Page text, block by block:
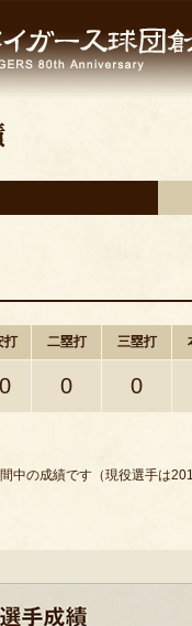
打 二塁打 三塁打
0 0 0
中の成績です（現役選手は